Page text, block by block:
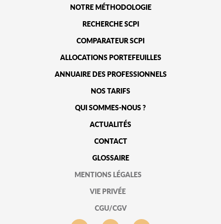
NOTRE MÉTHODOLOGIE
RECHERCHE SCPI
COMPARATEUR SCPI
ALLOCATIONS PORTEFEUILLES
ANNUAIRE DES PROFESSIONNELS
NOS TARIFS
QUI SOMMES-NOUS ?
ACTUALITÉS
CONTACT
GLOSSAIRE
MENTIONS LÉGALES
VIE PRIVÉE
CGU/CGV